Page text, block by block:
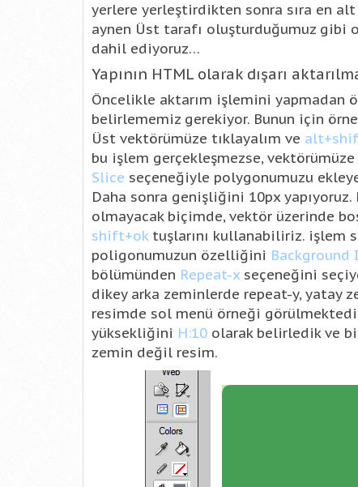
yerlere yerleştirdikten sonra sıra en
aynen Üst tarafı oluşturduğumuz gibi
dahil ediyoruz…
Yapının HTML olarak dışarı
Öncelikle aktarım işlemini yapmadan
belirlememiz gerekiyor. Bunun için
Üst vektörümüze tıklayalım ve
bu işlem gerçekleşmezse, vektörümüze
Slice seçeneğiyle polygonumuzu
Daha sonra genişliğini 10px
olmayacak biçimde, vektör üzerinde
shift+oktuşlarını kullanabiliriz. işlem
poligonumuzun özelliğini Background
bölümünden Repeat-x seçeneğini
dikey arka zeminlerde repeat-y, yatay
resimde sol menü örneği
yüksekliğini H:10 olarak belirledik ve
zemin değil resim.